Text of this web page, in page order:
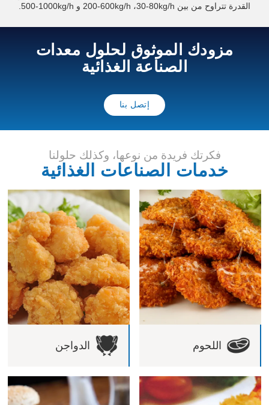
القدرة تتراوح من بين 30-80kg/h، 200-600kg/h و 500-1000kg/h
مزودك الموثوق لحلول معدات
الصناعة الغذائية
إتصل بنا
فكرتك فريدة من نوعها، وكذلك حلولنا
خدمات الصناعات الغذائية
اللحوم الدواجن